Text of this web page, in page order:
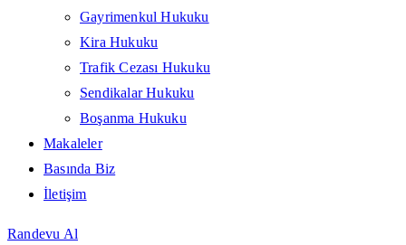
Gayrimenkul Hukuku
Kira Hukuku
Trafik Cezası Hukuku
Sendikalar Hukuku
Boşanma Hukuku
Makaleler
Basında Biz
İletişim
Randevu Al